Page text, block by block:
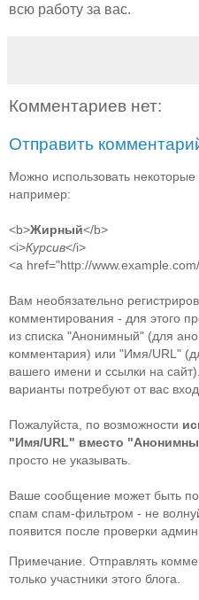
всю работу за вас.
Комментариев нет:
Отправить
Можно использовать некоторые
например:
<b>Жирный</b>
<i>Курсив</i>
<a href="http://
Вам необязательно
комментирования - для этого
из списка "Анонимный" (для
комментария) или "Имя/URL"
вашего имени и ссылки на
варианты потребуют от вас
Пожалуйста, по возможности
"Имя/URL" вместо
просто не указывать.
Ваше сообщение может быть
спам спам-фильтром - не
появится после проверки
Примечание. Отправлять
только участники этого блога.